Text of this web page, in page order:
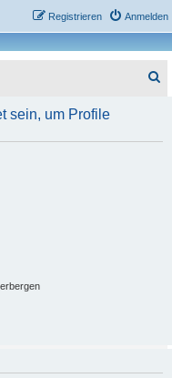
Anmelden
Registrieren
h
sein, um Profile